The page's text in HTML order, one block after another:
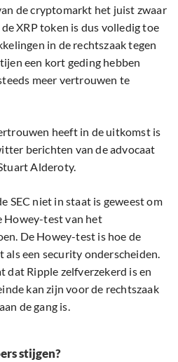
de cryptomarkt het juist zwaar
XRP token is dus volledig toe
in de rechtszaak tegen
een kort geding hebben
meer vertrouwen te
heeft in de uitkomst is
berichten van de advocaat
Alderoty.
SEC niet in staat is geweest om
Howey-test van het
De Howey-test is hoe de
als een security onderscheiden.
dat Ripple zelfverzekerd is en
kan zijn voor de rechtszaak
de gang is.
stijgen?